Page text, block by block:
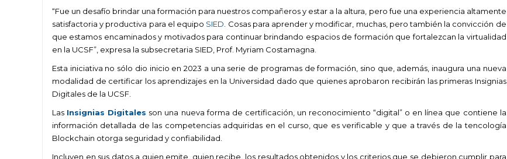
“Fue un desafío brindar una formación para nuestros compañeros y estar a la altura, pero fue una experiencia altamente
satisfactoria y productiva para el equipo SIED . Cosas para aprender y modificar, muchas, pero también la convicción de
que estamos encaminados y motivados para continuar brindando espacios de formación que fortalezcan la virtualidad
en la UCSF”, expresa la subsecretaria SIED, Prof. Myriam Costamagna.
Esta iniciativa no sólo dio inicio en 2023 a una serie de programas de formación, sino que, además, inaugura una nueva
modalidad de certificar los aprendizajes en la Universidad dado que quienes aprobaron recibirán las primeras Insignias
Digitales de la UCSF.
Las Insignias Digitales son una nueva forma de certificación, un reconocimiento “digital” o en línea que contiene la
información detallada de las competencias adquiridas en el curso, que es verificable y que a través de la tencología
Blockchain otorga seguridad y confiabilidad.
Incluyen en sus datos a quien emite, quien recibe, los resultados obtenidos y los criterios que se debieron cumplir para